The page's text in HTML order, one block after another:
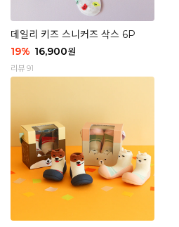
데일리 키즈 스니커즈 삭스 6P
19% 16,900원
리뷰 91